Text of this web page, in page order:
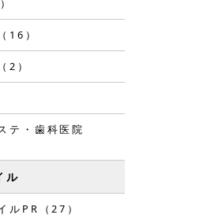
16）
2）
テ・歯科医院
ル
ルPR（27）